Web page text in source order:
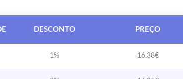
DESCONTO PREÇO
1% 16.38€